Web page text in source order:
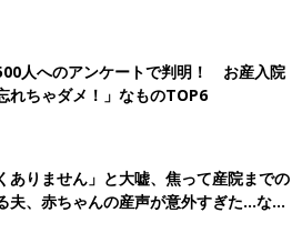
人へのアンケートで判明！ お産入院
れちゃダメ！」なものTOP6
ありません」と大嘘、焦って産院までの
夫、赤ちゃんの産声が意外すぎた…など
笑エピソード